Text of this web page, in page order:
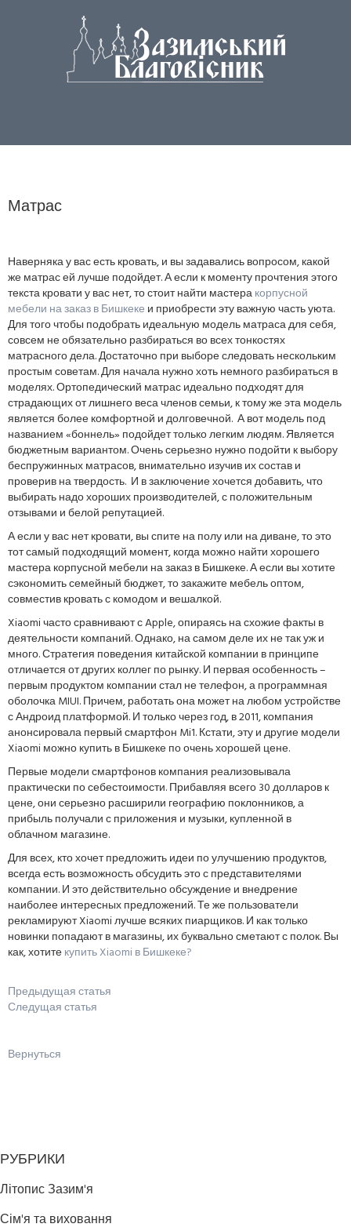
Матрас
Наверняка у вас есть кровать, и вы задавались вопросом, какой
же матрас ей лучше подойдет. А если к моменту прочтения этого
текста кровати у вас нет, то стоит найти мастеракорпусной
мебели на заказ в Бишкеке и приобрести эту важную часть уюта.
Для того чтобы подобрать идеальную модель матраса для себя,
совсем не обязательно разбираться во всех тонкостях
матрасного дела. Достаточно при выборе следовать нескольким
простым советам. Для начала нужно хоть немного разбираться в
моделях. Ортопедический матрас идеально подходят для
страдающих от лишнего веса членов семьи, к тому же эта модель
является более комфортной и долговечной. А вот модель под
названием «боннель» подойдет только легким людям. Является
бюджетным вариантом. Очень серьезно нужно подойти к выбору
беспружинных матрасов, внимательно изучив их состав и
проверив на твердость. И в заключение хочется добавить, что
выбирать надо хороших производителей, с положительным
отзывами и белой репутацией.
А если у вас нет кровати, вы спите на полу или на диване, то это
тот самый подходящий момент, когда можно найти хорошего
мастера корпусной мебели на заказ в Бишкеке. А если вы хотите
сэкономить семейный бюджет, то закажите мебель оптом,
совместив кровать с комодом и вешалкой.
Xiaomi часто сравнивают с Apple, опираясь на схожие факты в
деятельности компаний. Однако, на самом деле их не так уж и
много. Стратегия поведения китайской компании в принципе
отличается от других коллег по рынку. И первая особенность –
первым продуктом компании стал не телефон, а программная
оболочка MIUI. Причем, работать она может на любом устройстве
с Андроид платформой. И только через год, в 2011, компания
анонсировала первый смартфон Mi1. Кстати, эту и другие модели
Xiaomi можно купить в Бишкеке по очень хорошей цене.
Первые модели смартфонов компания реализовывала
практически по себестоимости. Прибавляя всего 30 долларов к
цене, они серьезно расширили географию поклонников, а
прибыль получали с приложения и музыки, купленной в
облачном магазине.
Для всех, кто хочет предложить идеи по улучшению продуктов,
всегда есть возможность обсудить это с представителями
компании. И это действительно обсуждение и внедрение
наиболее интересных предложений. Те же пользователи
рекламируют Xiaomi лучше всяких пиарщиков. И как только
новинки попадают в магазины, их буквально сметают с полок. Вы
как, хотитекупить Xiaomi в Бишкеке?
Предыдущая статья
Следущая статья
Вернуться
РУБРИКИ
Літопис Зазим'я
Сім'я та виховання